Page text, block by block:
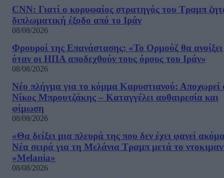
CNN: Γιατί ο κορυφαίος στρατηγός του Τραμπ
διπλωματική έξοδο από το Ιράν
08/08/2026
Φρουροί της Επανάστασης: «Το Ορμούζ θα ανοίξει
όταν οι ΗΠΑ αποδεχθούν τους όρους του Ιράν»
08/08/2026
Νέο πλήγμα για το κόμμα Καρυστιανού: Αποχωρεί
Νίκος Μπρουτζάκης – Καταγγέλει αυθαιρεσία και
φίμωση
08/08/2026
«Θα δείξει μια πλευρά της που δεν έχει φανεί
Νέα σειρά για τη Μελάνια Τραμπ μετά το
«Melania»
08/08/2026